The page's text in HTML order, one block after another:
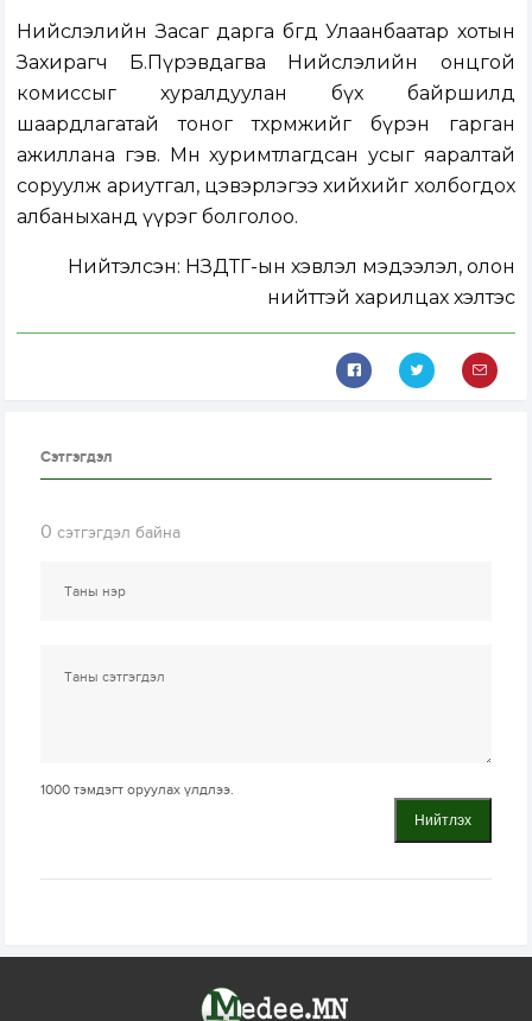
Нийслэлийн Засаг дарга бөгөөд Улаанбаатар хотын
Захирагч Б.Пүрэвдагва Нийслэлийн онцгой
комиссыг хуралдуулан бүх байршилд
шаардлагатай тоног төхөөрөмжийг бүрэн гарган
ажиллана гэв. Мөн хуримтлагдсан усыг яаралтай
соруулж ариутгал, цэвэрлэгээ хийхийг холбогдох
албаныханд үүрэг болголоо.
Нийтэлсэн: НЗДТГ-ын хэвлэл мэдээлэл, олон
нийттэй харилцах хэлтэс
Сэтгэгдэл
0 сэтгэгдэл байна
1000 тэмдэгт оруулах үлдлээ.
Нийтлэх